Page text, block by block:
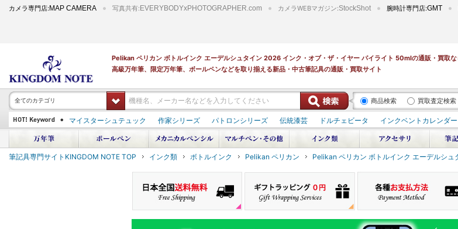
カメラ専門店:MAP CAMERA 写真共有: EVERYBODYxPHOTOGRAPHER.com カメラWEBマガジン:StockShot 腕時計専門店:GMT
Pelikan ペリカン ボトルインク エーデルシュタイン 2026 インク・オブ・ザ・イヤー パイライト 50mlの通販・買取な
高級万年筆、限定万年筆、ボールペンなどを取り揃える新品・中古筆記具の通販・買取サイト
全てのカテゴリ 商品検索 買取査定検索
マイスターシュテュック 作家シリーズ パトロンシリーズ 伝統漆芸 ドルチェビータ インクベントカレンダー
PILOT 蒔絵
ダイアミン ボトルインク
筆記具専門サイトKINGDOM NOTE TOP インク類 ボトルインク Pelikan ペリカン Pelikan ペリカン ボトルインク エーデルシ